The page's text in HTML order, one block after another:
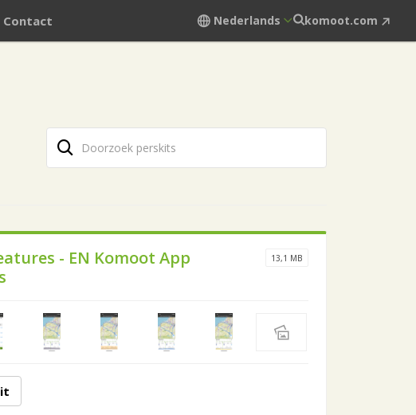
Contact Nederlands komoot.com
- EN Komoot App
13,1 MB